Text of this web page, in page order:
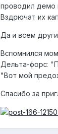
проводил демо
Вздрючат их
Да и всем
Вспомнился
Дельта-форс:
"Вот мой
Спасибо за